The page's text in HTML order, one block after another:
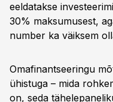
eeldatakse
30% maksumusest,
number ka väiksem
Omafinantseeringu
ühistuga – mida
on, seda